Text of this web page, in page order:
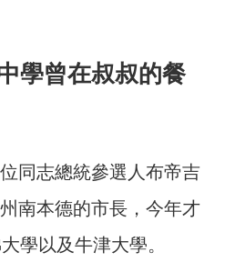
學曾在叔叔的餐
同志總統參選人布帝吉
南本德的市長，今年才
學以及牛津大學。